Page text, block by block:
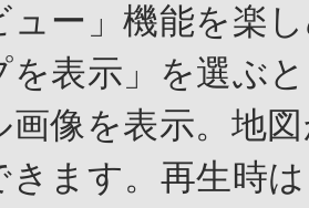
ュー」機能を楽
を表示」を選ぶ
画像を表示。地
きます。再生時